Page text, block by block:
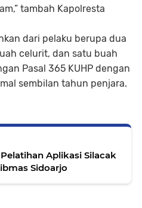
tambah Kapolresta
dari pelaku berupa dua
celurit, dan satu buah
Pasal 365 KUHP dengan
sembilan tahun penjara.
Aplikasi Silacak
Sidoarjo